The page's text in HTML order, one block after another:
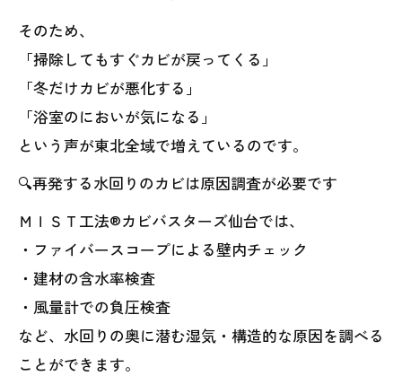
そのため、
「掃除してもすぐカビが戻ってくる」
「冬だけカビが悪化する」
「浴室のにおいが気になる」
という声が東北全域で増えているのです。
🔍再発する水回りのカビは原因調査が必要です
ＭＩＳＴ工法®カビバスターズ仙台では、
・ファイバースコープによる壁内チェック
・建材の含水率検査
・風量計での負圧検査
など、水回りの奥に潜む湿気・構造的な原因を調べる
ことができます。